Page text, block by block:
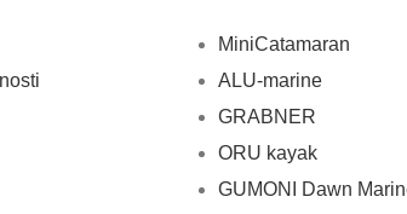
MiniCatamaran
ALU-marine
GRABNER
ORU kayak
GUMONI Dawn